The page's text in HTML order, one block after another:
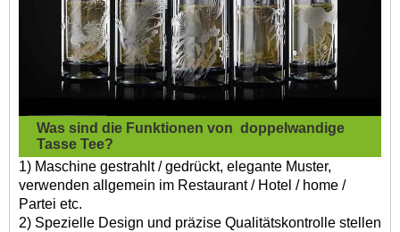
Was sind die Funktionen von doppelwandige
Tasse Tee?
1) Maschine gestrahlt / gedrückt, elegante Muster,
verwenden allgemein im Restaurant / Hotel / home /
Partei etc.
2) Spezielle Design und präzise Qualitätskontrolle stellen